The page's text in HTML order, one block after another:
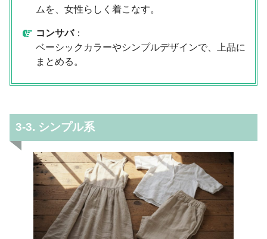
ムを、女性らしく着こなす。
コンサバ：
ベーシックカラーやシンプルデザインで、上品に
まとめる。
3-3. シンプル系